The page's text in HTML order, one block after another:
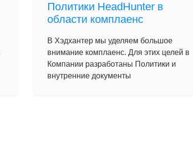
Политики HeadHunter в
области комплаенс
В Хэдхантер мы уделяем большое
внимание комплаенс. Для этих целей в
Компании разработаны Политики и
внутренние документы